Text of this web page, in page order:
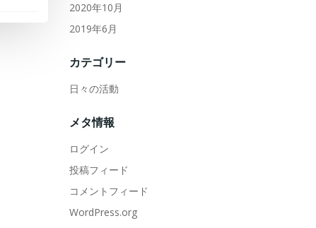
2020年10月
2019年6月
カテゴリー
日々の活動
メタ情報
ログイン
投稿フィード
コメントフィード
WordPress.org